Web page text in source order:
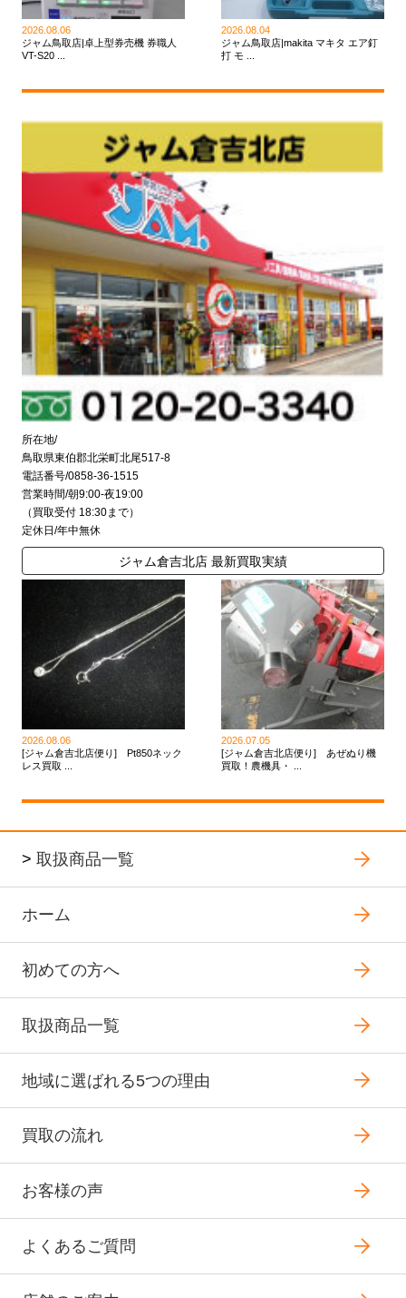
2026.08.06
ジャム鳥取店|卓上型券売機 券職人
VT-S20 ...
2026.08.04
ジャム鳥取店|makita マキタ エア釘
打 モ ...
所在地/
鳥取県東伯郡北栄町北尾517-8
電話番号/0858-36-1515
営業時間/朝9:00-夜19:00
（買取受付 18:30まで）
定休日/年中無休
ジャム倉吉北店 最新買取実績
2026.08.06
[ジャム倉吉北店便り] Pt850ネック
レス買取 ...
2026.07.05
[ジャム倉吉北店便り] あぜぬり機
買取！農機具・ ...
> 取扱商品一覧
ホーム
初めての方へ
取扱商品一覧
地域に選ばれる5つの理由
買取の流れ
お客様の声
よくあるご質問